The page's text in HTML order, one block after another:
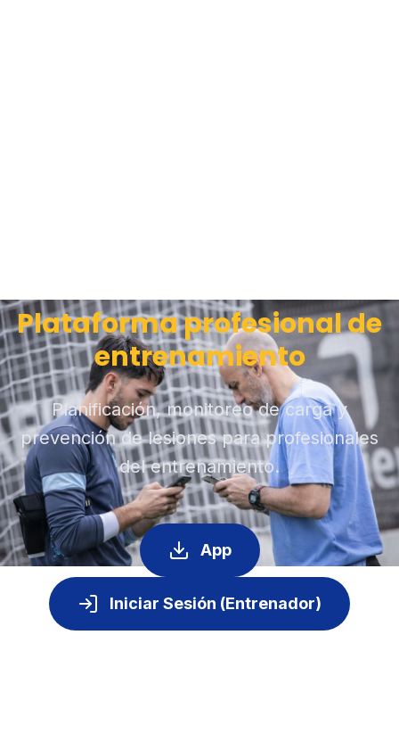
Plataforma profesional de
entrenamiento
Planificación, monitoreo de carga y
prevención de lesiones para profesionales
del entrenamiento.
App
Iniciar Sesión (Entrenador)